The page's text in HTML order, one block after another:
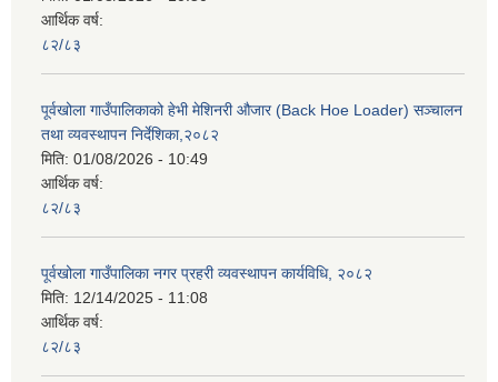
आर्थिक वर्ष:
८२/८३
पूर्वखोला गाउँपालिकाको हेभी मेशिनरी औजार (Back Hoe Loader) सञ्चालन
तथा व्यवस्थापन निर्देशिका,२०८२
मिति: 01/08/2026 - 10:49
आर्थिक वर्ष:
८२/८३
पूर्वखोला गाउँपालिका नगर प्रहरी व्यवस्थापन कार्यविधि, २०८२
मिति: 12/14/2025 - 11:08
आर्थिक वर्ष:
८२/८३